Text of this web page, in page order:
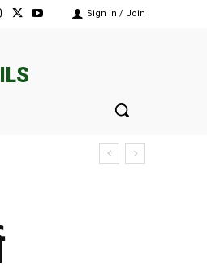
Sign in / Join